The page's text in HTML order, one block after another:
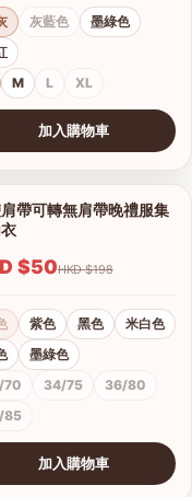
灰藍色
墨綠色
M L XL
加入購物車
1/15
圖片
帶可轉無肩帶晚禮服集
HKD $50 HKD $198
紫色 黑色
米白色
墨綠色
70
34/75
36/80
85
加入購物車
圖片